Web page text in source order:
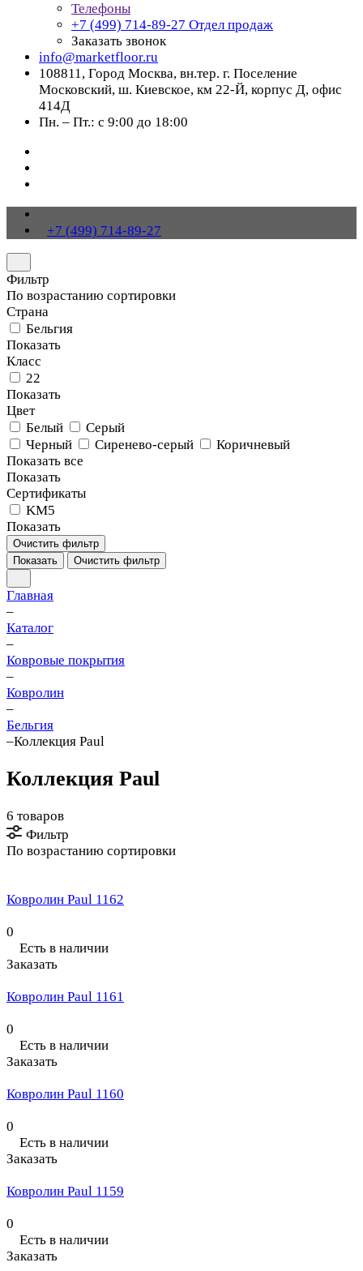
Телефоны
+7 (499) 714-89-27 Отдел продаж
Заказать звонок
info@marketfloor.ru
108811, Город Москва, вн.тер. г. Поселение
Московский, ш. Киевское, км 22-Й, корпус Д, офис
414Д
Пн. – Пт.: с 9:00 до 18:00
+7 (499) 714-89-27
Фильтр
По возрастанию сортировки
Страна
Бельгия
Показать
Класс
22
Показать
Цвет
Белый
Серый
Черный
Сиренево-серый
Коричневый
Показать все
Показать
Сертификаты
KM5
Показать
Очистить фильтр
Показать
Очистить фильтр
Главная
–
Каталог
–
Ковровые покрытия
–
Ковролин
–
Бельгия
–Коллекция Paul
Коллекция Paul
6 товаров
Фильтр
По возрастанию сортировки
Ковролин Paul 1162
0
Есть в наличии
Заказать
Ковролин Paul 1161
0
Есть в наличии
Заказать
Ковролин Paul 1160
0
Есть в наличии
Заказать
Ковролин Paul 1159
0
Есть в наличии
Заказать